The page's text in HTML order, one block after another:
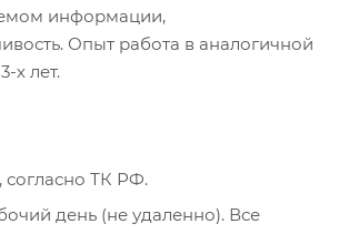
информации,
Опыт работа в аналогичной
х лет.
согласно ТК РФ.
день (не удаленно). Все